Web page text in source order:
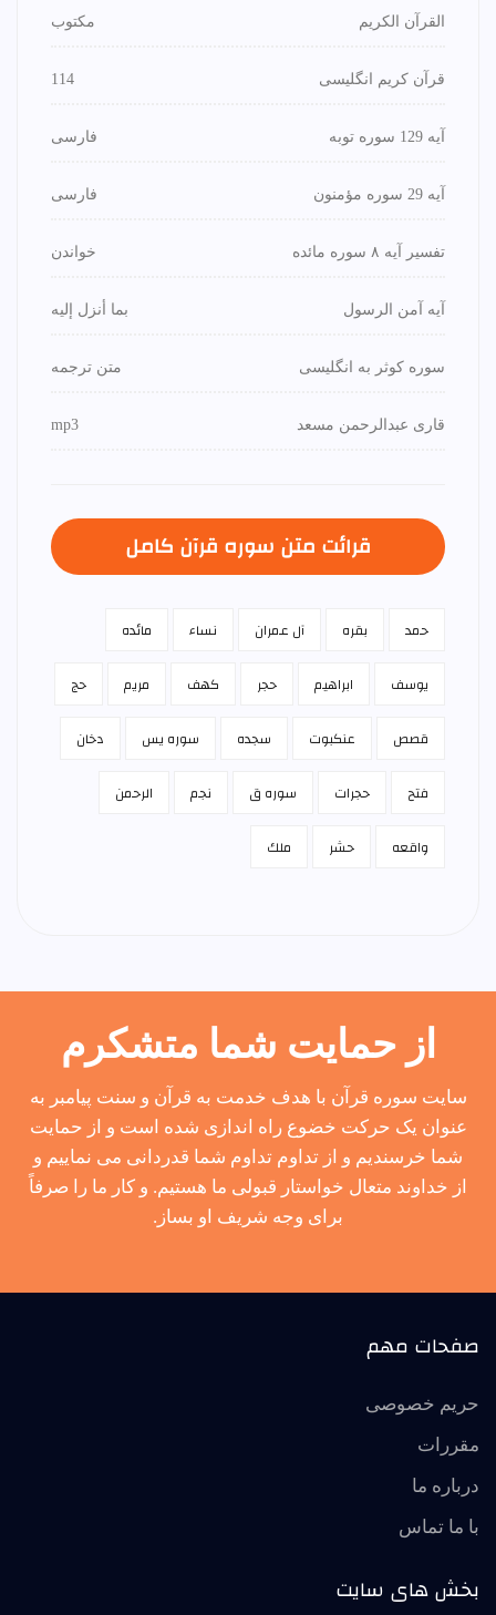
القرآن الكريم مكتوب
قرآن کریم انگلیسی 114
آیه 129 سوره توبه فارسی
آیه 29 سوره مؤمنون فارسی
تفسیر آیه ۸ سوره مائده خواندن
آیه آمن الرسول بما أنزل إليه
سوره کوثر به انگلیسی متن ترجمه
قاری عبدالرحمن مسعد mp3
قرائت متن سوره قرآن كامل
حمد بقره آل عمران نساء مائده
يوسف ابراهيم حجر كهف مريم حج
قصص عنكبوت سجده سوره يس دخان
فتح حجرات سوره ق نجم الرحمن
واقعه حشر ملك
از حمایت شما متشکرم
سایت سوره قرآن با هدف خدمت به قرآن و سنت پیامبر به
عنوان یک حرکت خضوع راه اندازی شده است و از حمایت
شما خرسندیم و از تداوم تداوم شما قدردانی می نماییم و
از خداوند متعال خواستار قبولی ما هستیم. و کار ما را صرفاً
برای وجه شریف او بساز.
صفحات مهم
حریم خصوصی
مقررات
درباره ما
با ما تماس
بخش های سایت